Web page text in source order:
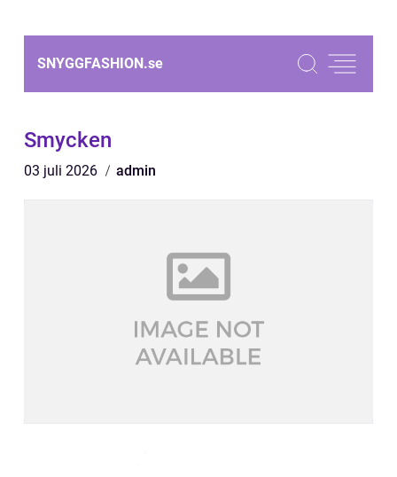
SNYGGFASHION.se
Smycken
03 juli 2026 admin